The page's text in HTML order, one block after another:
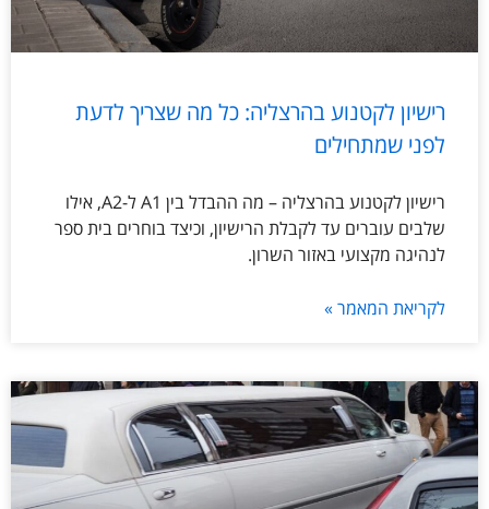
רישיון לקטנוע בהרצליה: כל מה שצריך לדעת
לפני שמתחילים
רישיון לקטנוע בהרצליה – מה ההבדל בין A1 ל-A2, אילו
שלבים עוברים עד לקבלת הרישיון, וכיצד בוחרים בית ספר
לנהיגה מקצועי באזור השרון.
לקריאת המאמר »